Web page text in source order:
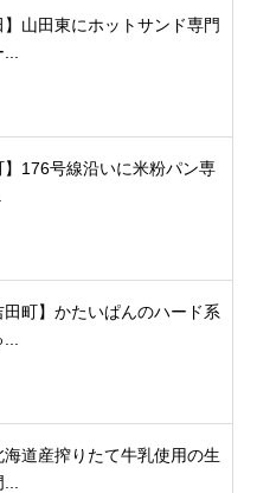
】山田東にホットサンド専門
】176号線沿いに米粉パン専
田町】かたいぱんのハード系
海道産搾りたて牛乳使用の生